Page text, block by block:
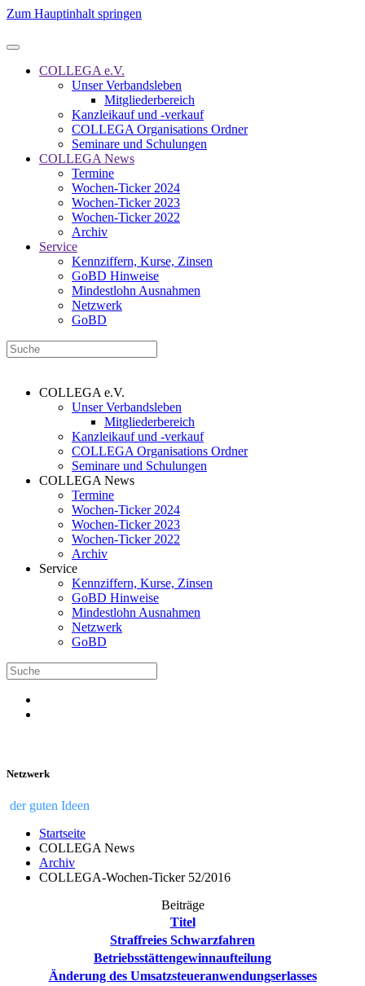
Zum Hauptinhalt springen
COLLEGA e.V.
Unser Verbandsleben
Mitgliederbereich
Kanzleikauf und -verkauf
COLLEGA Organisations Ordner
Seminare und Schulungen
COLLEGA News
Termine
Wochen-Ticker 2024
Wochen-Ticker 2023
Wochen-Ticker 2022
Archiv
Service
Kennziffern, Kurse, Zinsen
GoBD Hinweise
Mindestlohn Ausnahmen
Netzwerk
GoBD
COLLEGA e.V.
Unser Verbandsleben
Mitgliederbereich
Kanzleikauf und -verkauf
COLLEGA Organisations Ordner
Seminare und Schulungen
COLLEGA News
Termine
Wochen-Ticker 2024
Wochen-Ticker 2023
Wochen-Ticker 2022
Archiv
Service
Kennziffern, Kurse, Zinsen
GoBD Hinweise
Mindestlohn Ausnahmen
Netzwerk
GoBD
Netzwerk
der guten Ideen
Startseite
COLLEGA News
Archiv
COLLEGA-Wochen-Ticker 52/2016
Beiträge
Titel
Straffreies Schwarzfahren
Betriebsstättengewinnaufteilung
Änderung des Umsatzsteueranwendungserlasses